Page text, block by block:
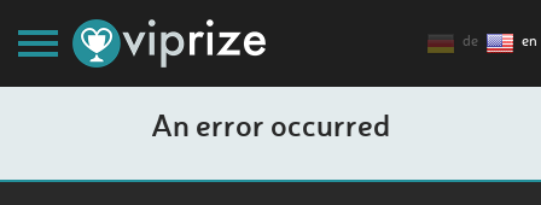
de en
An error occurred